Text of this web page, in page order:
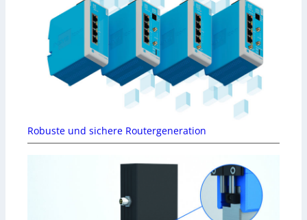
Robuste und sichere Routergeneration